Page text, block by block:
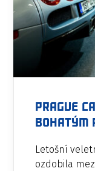
PRAGUE
bohatým
Letošní
ozdobila